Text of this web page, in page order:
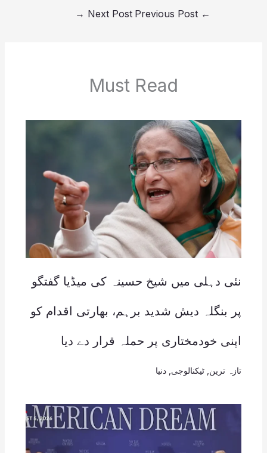
←
Next Post
→
Must Read
نئی دہلی میں شیخ حسینہ کی میڈیا گفتگو
پر بنگلہ دیش شدید برہم، بھارتی اقدام کو
اپنی خودمختاری پر حملہ قرار دے دیا
تازہ ترین ٹیکنالوجی دنیا